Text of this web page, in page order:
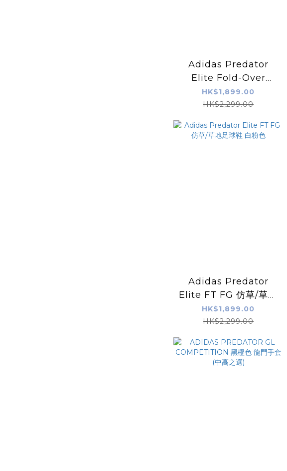
Adidas Predator
Elite Fold-Over
Tongue FG 仿草/草地
足球鞋 珊瑚白色
HK$1,899.00
HK$2,299.00
Adidas Predator
Elite FT FG 仿草/草地
足球鞋 白粉色
HK$1,899.00
HK$2,299.00